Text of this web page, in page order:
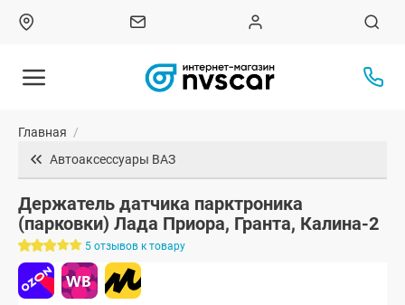
Главная /
Автоаксессуары ВАЗ
Держатель датчика парктроника
(парковки) Лада Приора, Гранта, Калина-2
5 отзывов к товару